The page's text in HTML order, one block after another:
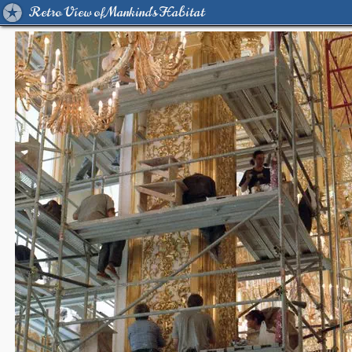
Retro View of Mankind's Habitat